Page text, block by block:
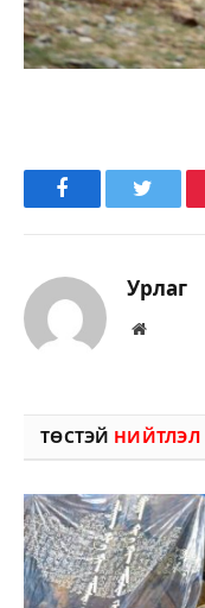
FacebookTwitter
Урлаг
Вэбсайт
ТӨСТЭЙ НИЙТЛЭЛ